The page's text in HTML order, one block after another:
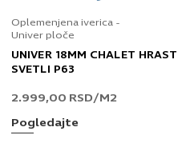
Oplemenjena iverica -
Univer ploče
UNIVER 18MM CHALET HRAST
SVETLI P63
2.999,00 RSD/M2
Pogledajte